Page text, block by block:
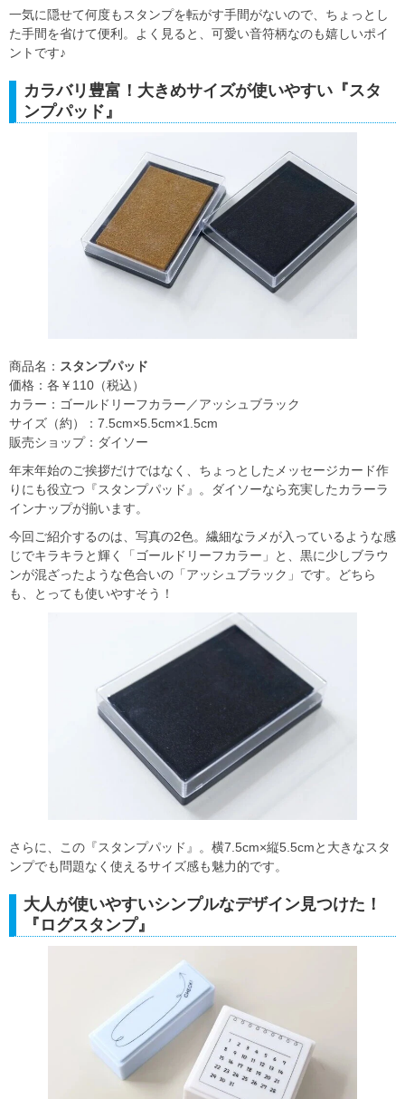
一気に隠せて何度もスタンプを転がす手間がないので、ちょっとし
た手間を省けて便利。よく見ると、可愛い音符柄なのも嬉しいポイ
ントです♪
カラバリ豊富！大きめサイズが使いやすい『スタ
ンプパッド』
商品名： スタンプパッド
価格：各￥110（税込）
カラー：ゴールドリーフカラー／アッシュブラック
サイズ（約）：7.5cm×5.5cm×1.5cm
販売ショップ：ダイソー
年末年始のご挨拶だけではなく、ちょっとしたメッセージカード作
りにも役立つ『スタンプパッド』。ダイソーなら充実したカラーラ
インナップが揃います。
今回ご紹介するのは、写真の2色。繊細なラメが入っているような感
じでキラキラと輝く「ゴールドリーフカラー」と、黒に少しブラウ
ンが混ざったような色合いの「アッシュブラック」です。どちら
も、とっても使いやすそう！
さらに、この『スタンプパッド』。横7.5cm×縦5.5cmと大きなスタ
ンプでも問題なく使えるサイズ感も魅力的です。
大人が使いやすいシンプルなデザイン見つけた！
『ログスタンプ』